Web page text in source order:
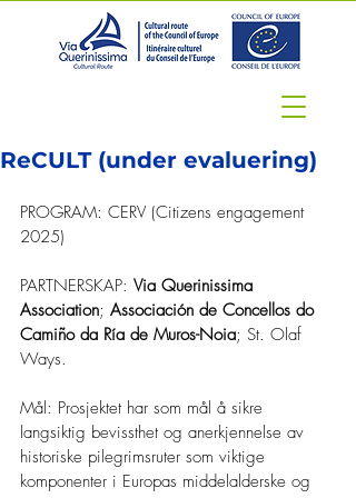
ReCULT (under evaluering)
PROGRAM: CERV (Citizens engagement
2025)
PARTNERSKAP: Via Querinissima
Association; Associación de Concellos do
Camiño da Ría de Muros-Noia; St. Olaf
Ways.
Mål: Prosjektet har som mål å sikre
langsiktig bevissthet og anerkjennelse av
historiske pilegrimsruter som viktige
komponenter i Europas middelalderske og